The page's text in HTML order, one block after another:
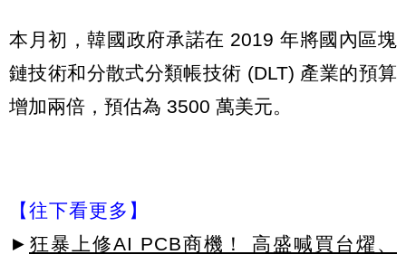
本月初，韓國政府承諾在 2019 年將國內區塊
鏈技術和分散式分類帳技術 (DLT) 產業的預算
增加兩倍，預估為 3500 萬美元。
【往下看更多】
► 狂暴上修AI PCB商機！ 高盛喊買台燿、